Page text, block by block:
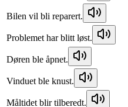
Bilen vil bli reparert.
Problemet har blitt løst.
Døren ble åpnet.
Vinduet ble knust.
Måltidet blir tilberedt.